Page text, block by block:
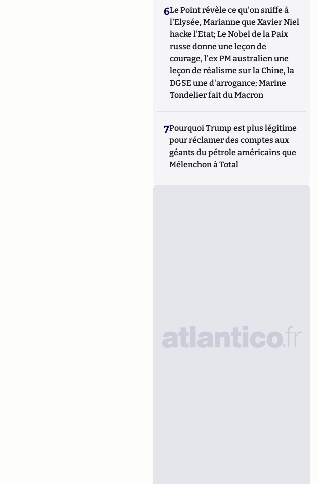
6Le Point révèle ce qu'on sniffe à
l'Elysée, Marianne que Xavier Niel
hacke l'Etat; Le Nobel de la Paix
russe donne une leçon de
courage, l'ex PM australien une
leçon de réalisme sur la Chine, la
DGSE une d'arrogance; Marine
Tondelier fait du Macron
7Pourquoi Trump est plus légitime
pour réclamer des comptes aux
géants du pétrole américains que
Mélenchon à Total